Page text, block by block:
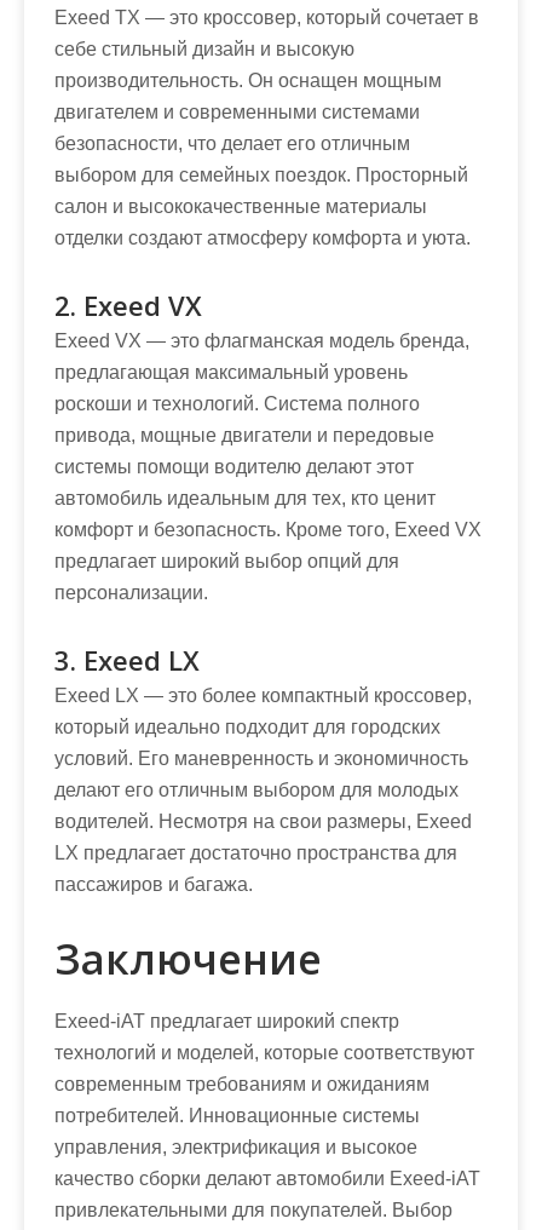
Exeed TX — это кроссовер, который сочетает в
себе стильный дизайн и высокую
производительность. Он оснащен мощным
двигателем и современными системами
безопасности, что делает его отличным
выбором для семейных поездок. Просторный
салон и высококачественные материалы
отделки создают атмосферу комфорта и уюта.
2. Exeed VX
Exeed VX — это флагманская модель бренда,
предлагающая максимальный уровень
роскоши и технологий. Система полного
привода, мощные двигатели и передовые
системы помощи водителю делают этот
автомобиль идеальным для тех, кто ценит
комфорт и безопасность. Кроме того, Exeed VX
предлагает широкий выбор опций для
персонализации.
3. Exeed LX
Exeed LX — это более компактный кроссовер,
который идеально подходит для городских
условий. Его маневренность и экономичность
делают его отличным выбором для молодых
водителей. Несмотря на свои размеры, Exeed
LX предлагает достаточно пространства для
пассажиров и багажа.
Заключение
Exeed-iAT предлагает широкий спектр
технологий и моделей, которые соответствуют
современным требованиям и ожиданиям
потребителей. Инновационные системы
управления, электрификация и высокое
качество сборки делают автомобили Exeed-iAT
привлекательными для покупателей. Выбор